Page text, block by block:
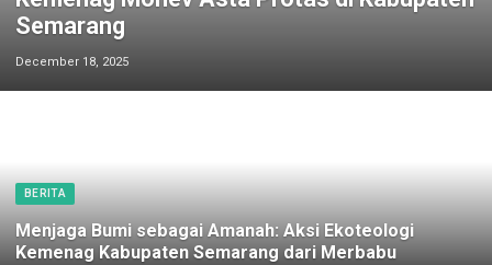
Semarang
December 18, 2025
BERITA
Menjaga Bumi sebagai Amanah: Aksi Ekoteologi
Kemenag Kabupaten Semarang dari Merbabu